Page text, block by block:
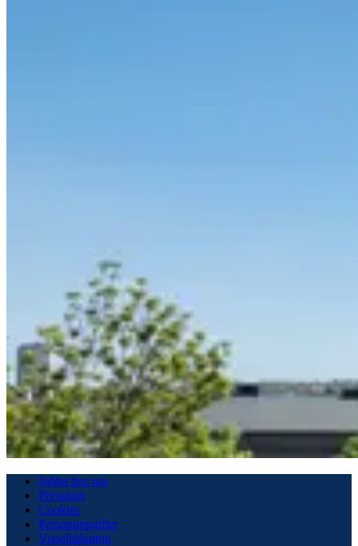
Jobba hos oss
Pressrum
Cookies
Personuppgifter
Visselblåsning